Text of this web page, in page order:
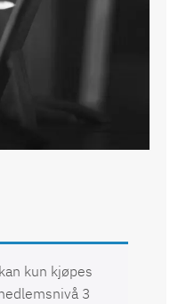
kun kjøpes
3